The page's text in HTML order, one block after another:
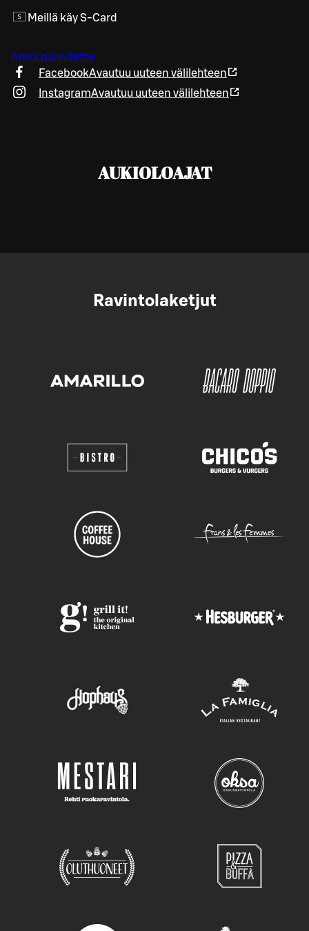
Meillä käy S-Card
Anna palautetta
FacebookAvautuu uuteen välilehteen
InstagramAvautuu uuteen välilehteen
AUKIOLOAJAT
Ravintolaketjut